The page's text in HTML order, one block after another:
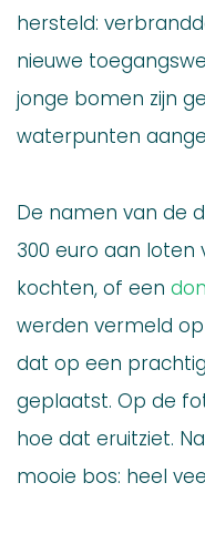
hersteld:
nieuwe
jonge bomen zijn
waterpunten
De namen van de
300 euro aan loten
kochten, of een
werden vermeld
dat op een
geplaatst. Op de
hoe dat eruitziet.
mooie bos: heel